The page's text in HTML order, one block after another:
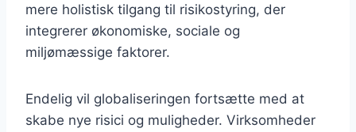
mere holistisk tilgang til risikostyring, der
integrerer økonomiske, sociale og
miljømæssige faktorer.
Endelig vil globaliseringen fortsætte med at
skabe nye risici og muligheder. Virksomheder